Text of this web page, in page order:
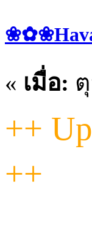
« เมื่อ:
++
++